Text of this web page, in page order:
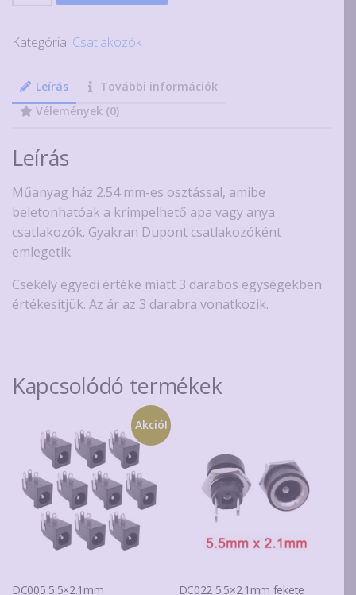
soros
ház
krimpelhető
2.54mm,
2x2-
6
pólusú
mennyiség
Kategória: Csatlakozók
Leírás
További információk
Vélemények (0)
Leírás
Műanyag ház 2.54 mm-es osztással, amibe
beletonhatóak a krimpelhető apa vagy anya
csatlakozók. Gyakran Dupont csatlakozóként
emlegetik.
Csekély egyedi értéke miatt 3 darabos egységekben
értékesítjük. Az ár az 3 darabra vonatkozik.
Kapcsolódó termékek
Akció!
DC005 5.5×2.1mm
DC022 5.5×2.1mm fekete